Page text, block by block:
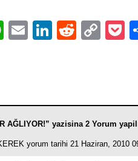
WhatsApp
EmailLinkedIn
Reddit
AĞLIYOR!” yazisina 2 Yorum
yorum tarihi 21 Haziran, 2010